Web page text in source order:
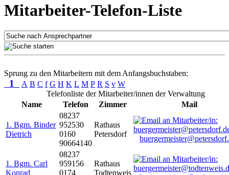
Mitarbeiter-Telefon-Liste
Sprung zu den Mitarbeitern mit dem Anfangsbuchstaben:
1 A B C f G H K L M P R S v W
Telefonliste der Mitarbeiter/innen der Verwaltung
Name
Telefon Zimmer Mail
1. Bgm. Binder
Dietrich
08237
952530
0160
90664140
Rathaus
Petersdorf
1. Bgm. Carl
Konrad
08237
959156
0174
Rathaus
Todtenweis